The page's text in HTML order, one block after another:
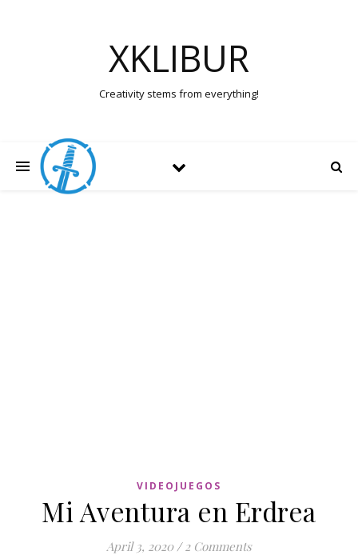
XKLIBUR
Creativity stems from everything!
VIDEOJUEGOS
Mi Aventura en Erdrea
April 3, 2020 / 2 Comments